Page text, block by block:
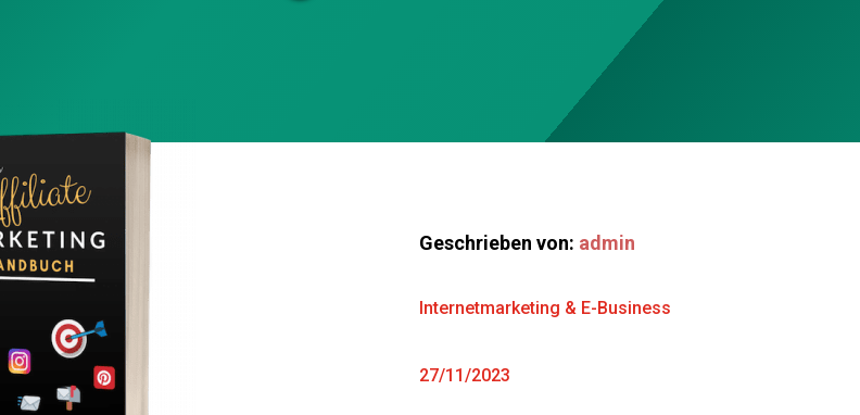
Geschrieben von: admin
Internetmarketing & E-Business
27/11/2023